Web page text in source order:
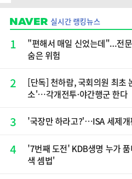
실시간 랭킹뉴스
1
"편해서 매일 신었는데"...전
숨은 위험
2
[단독] 천하람, 국회의원 최초
소'…각개전투·야간행군 한다
3 '국장만 하라고?'…ISA 세제
4
'7번째 도전' KDB생명 누가
색 셈법'